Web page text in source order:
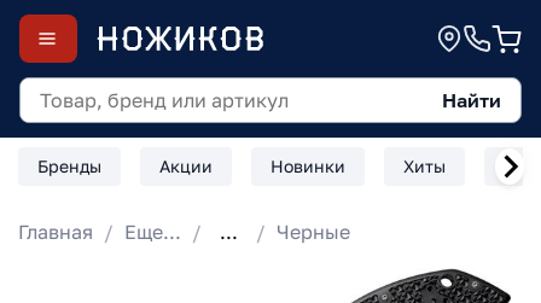
Найти
Бренды Акции Новинки Хиты
Главная Еще... ... Черные